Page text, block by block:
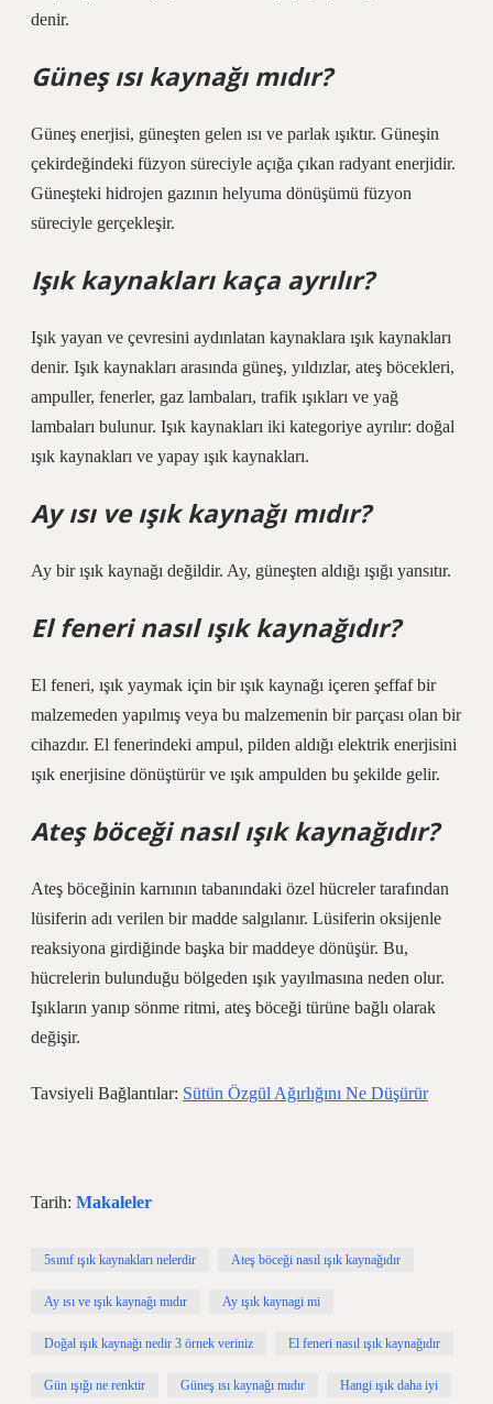
denir.
Güneş ısı kaynağı mıdır?
Güneş enerjisi, güneşten gelen ısı ve parlak ışıktır. Güneşin
çekirdeğindeki füzyon süreciyle açığa çıkan radyant enerjidir.
Güneşteki hidrojen gazının helyuma dönüşümü füzyon
süreciyle gerçekleşir.
Işık kaynakları kaça ayrılır?
Işık yayan ve çevresini aydınlatan kaynaklara ışık kaynakları
denir. Işık kaynakları arasında güneş, yıldızlar, ateş böcekleri,
ampuller, fenerler, gaz lambaları, trafik ışıkları ve yağ
lambaları bulunur. Işık kaynakları iki kategoriye ayrılır: doğal
ışık kaynakları ve yapay ışık kaynakları.
Ay ısı ve ışık kaynağı mıdır?
Ay bir ışık kaynağı değildir. Ay, güneşten aldığı ışığı yansıtır.
El feneri nasıl ışık kaynağıdır?
El feneri, ışık yaymak için bir ışık kaynağı içeren şeffaf bir
malzemeden yapılmış veya bu malzemenin bir parçası olan bir
cihazdır. El fenerindeki ampul, pilden aldığı elektrik enerjisini
ışık enerjisine dönüştürür ve ışık ampulden bu şekilde gelir.
Ateş böceği nasıl ışık kaynağıdır?
Ateş böceğinin karnının tabanındaki özel hücreler tarafından
lüsiferin adı verilen bir madde salgılanır. Lüsiferin oksijenle
reaksiyona girdiğinde başka bir maddeye dönüşür. Bu,
hücrelerin bulunduğu bölgeden ışık yayılmasına neden olur.
Işıkların yanıp sönme ritmi, ateş böceği türüne bağlı olarak
değişir.
Tavsiyeli Bağlantılar: Sütün Özgül Ağırlığını Ne Düşürür
Tarih: Makaleler
5sınıf ışık kaynakları nelerdir Ateş böceği nasıl ışık kaynağıdır
Ay ısı ve ışık kaynağı mıdır Ay ışık kaynagi mi
Doğal ışık kaynağı nedir 3 örnek veriniz El feneri nasıl ışık kaynağıdır
Gün ışığı ne renktir Güneş ısı kaynağı mıdır Hangi ışık daha iyi